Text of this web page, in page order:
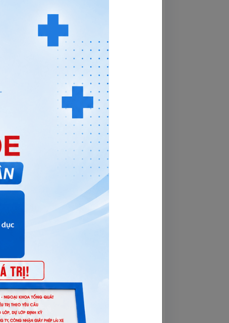
bản
kinh nghiệm thăm khám bệnh của
Gòn Medik. Việc trao đổi thông tin với
sĩ thu hẹp phạm vi bệnh lý của bệnh
không?” hoặc “Trong gia đình bạn có
về tình trạng sức khỏe và đưa ra chẩn
hiện sớm những dấu hiệu bất thường
các biểu hiện bên ngoài và các chỉ
hóa có thể được phát hiện ở giai đoạn